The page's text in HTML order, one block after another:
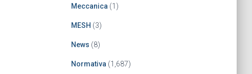
Meccanica (1)
MESH (3)
News (8)
Normativa (1,687)